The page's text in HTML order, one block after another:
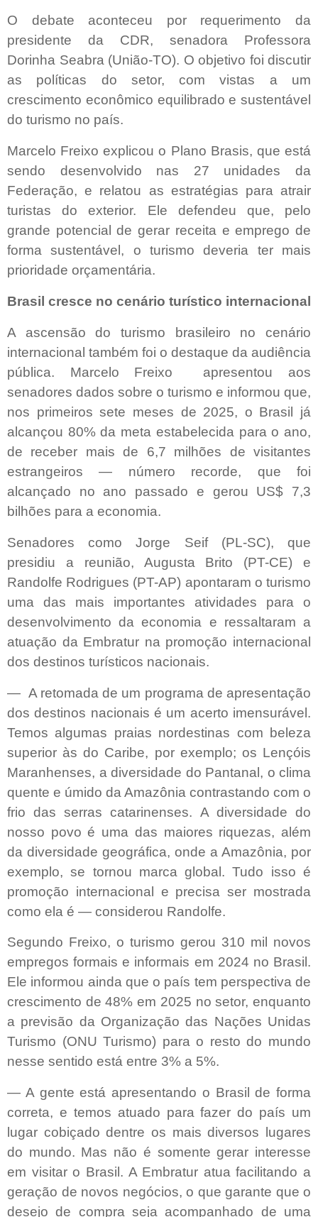
O debate aconteceu por requerimento da
presidente da CDR, senadora Professora
Dorinha Seabra (União-TO). O objetivo foi discutir
as políticas do setor, com vistas a um
crescimento econômico equilibrado e sustentável
do turismo no país.
Marcelo Freixo explicou o Plano Brasis, que está
sendo desenvolvido nas 27 unidades da
Federação, e relatou as estratégias para atrair
turistas do exterior. Ele defendeu que, pelo
grande potencial de gerar receita e emprego de
forma sustentável, o turismo deveria ter mais
prioridade orçamentária.
Brasil cresce no cenário turístico internacional
A ascensão do turismo brasileiro no cenário
internacional também foi o destaque da audiência
pública. Marcelo Freixo
apresentou aos
senadores dados sobre o turismo e informou que,
nos primeiros sete meses de 2025, o Brasil já
alcançou 80% da meta estabelecida para o ano,
de receber mais de 6,7 milhões de visitantes
estrangeiros — número recorde, que foi
alcançado no ano passado e gerou US$ 7,3
bilhões para a economia.
Senadores como Jorge Seif (PL-SC), que
presidiu a reunião, Augusta Brito (PT-CE) e
Randolfe Rodrigues (PT-AP) apontaram o turismo
uma das mais importantes atividades para o
desenvolvimento da economia e ressaltaram a
atuação da Embratur na promoção internacional
dos destinos turísticos nacionais.
— A retomada de um programa de apresentação
dos destinos nacionais é um acerto imensurável.
Temos algumas praias nordestinas com beleza
superior às do Caribe, por exemplo; os Lençóis
Maranhenses, a diversidade do Pantanal, o clima
quente e úmido da Amazônia contrastando com o
frio das serras catarinenses. A diversidade do
nosso povo é uma das maiores riquezas, além
da diversidade geográfica, onde a Amazônia, por
exemplo, se tornou marca global. Tudo isso é
promoção internacional e precisa ser mostrada
como ela é — considerou Randolfe.
Segundo Freixo, o turismo gerou 310 mil novos
empregos formais e informais em 2024 no Brasil.
Ele informou ainda que o país tem perspectiva de
crescimento de 48% em 2025 no setor, enquanto
a previsão da Organização das Nações Unidas
Turismo (ONU Turismo) para o resto do mundo
nesse sentido está entre 3% a 5%.
— A gente está apresentando o Brasil de forma
correta, e temos atuado para fazer do país um
lugar cobiçado dentre os mais diversos lugares
do mundo. Mas não é somente gerar interesse
em visitar o Brasil. A Embratur atua facilitando a
geração de novos negócios, o que garante que o
desejo de compra seja acompanhado de uma